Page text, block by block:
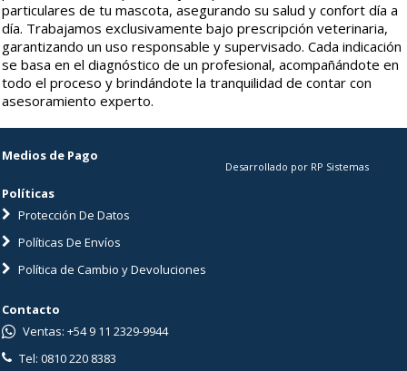
particulares de tu mascota, asegurando su salud y confort día a
día. Trabajamos exclusivamente bajo prescripción veterinaria,
garantizando un uso responsable y supervisado. Cada indicación
se basa en el diagnóstico de un profesional, acompañándote en
todo el proceso y brindándote la tranquilidad de contar con
asesoramiento experto.
Medios de Pago
Políticas
Protección De Datos
Políticas De Envíos
Política de Cambio y Devoluciones
Desarrollado por RP Sistemas
Contacto
Ventas: +54 9 11 2329-9944
Tel: 0810 220 8383